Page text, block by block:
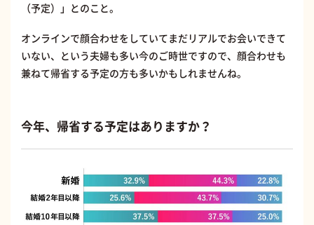
（予定）」とのこと。
オンラインで顔合わせをしていてまだリアルでお会いできて
いない、という夫婦も多い今のご時世ですので、顔合わせも
兼ねて帰省する予定の方も多いかもしれませんね。
今年、帰省する予定はありますか？